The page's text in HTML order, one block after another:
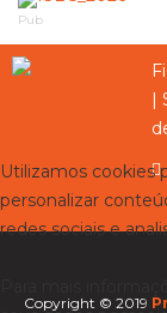
Pub
|
Copyright © 2019
Utilizamos cookies
personalizar
redes sociais e